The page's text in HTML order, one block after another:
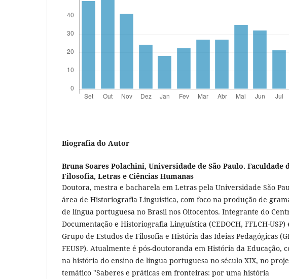
Biografia do Autor
Bruna Soares Polachini, Universidade de São Paulo. Faculdade
Filosofia, Letras e Ciências Humanas
Doutora, mestra e bacharela em Letras pela Universidade São
área de Historiografia Linguística, com foco na produção de
de língua portuguesa no Brasil nos Oitocentos. Integrante do
Documentação e Historiografia Linguística (CEDOCH, FFLCH-USP)
Grupo de Estudos de Filosofia e História das Ideias Pedagógicas
FEUSP). Atualmente é pós-doutoranda em História da Educação,
na história do ensino de língua portuguesa no século XIX, no
temático "Saberes e práticas em fronteiras: por uma história